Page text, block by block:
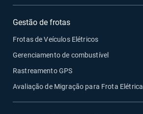
Gestão de frotas
Frotas de Veículos Elétricos
Gerenciamento de combustível
Rastreamento GPS
Avaliação de Migração para Frota Elétrica